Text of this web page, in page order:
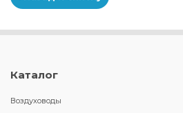
Каталог
Воздуховоды